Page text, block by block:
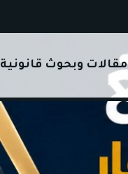
مقالات وبحوث قانونية